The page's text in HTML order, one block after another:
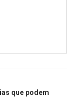
que podem